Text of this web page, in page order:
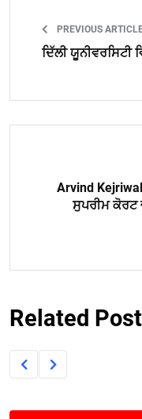
PREVIOUS
ਦਿੱਲੀ ਯੂਨੀਵਰਸਿਟੀ
Arvind
ਸੁਪਰੀਮ ਕੋਰਟ
Related Post